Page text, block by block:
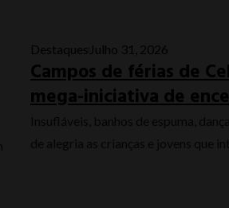
Destaques Julho 31, 2026
Campos de férias de
mega-iniciativa de